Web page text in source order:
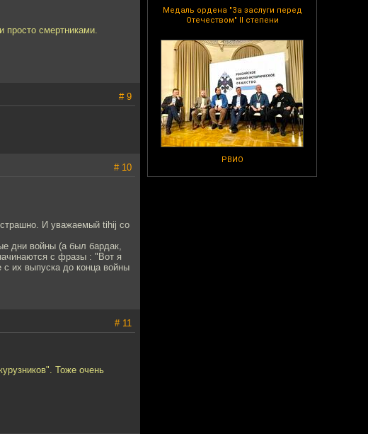
Медаль ордена "За заслуги перед
Отечеством" II степени
РВИО
просто смертниками.
# 9
# 10
И уважаемый tihij со
дни войны (а был бардак,
с фразы : "Вот я
их выпуска до конца войны
# 11
Тоже очень